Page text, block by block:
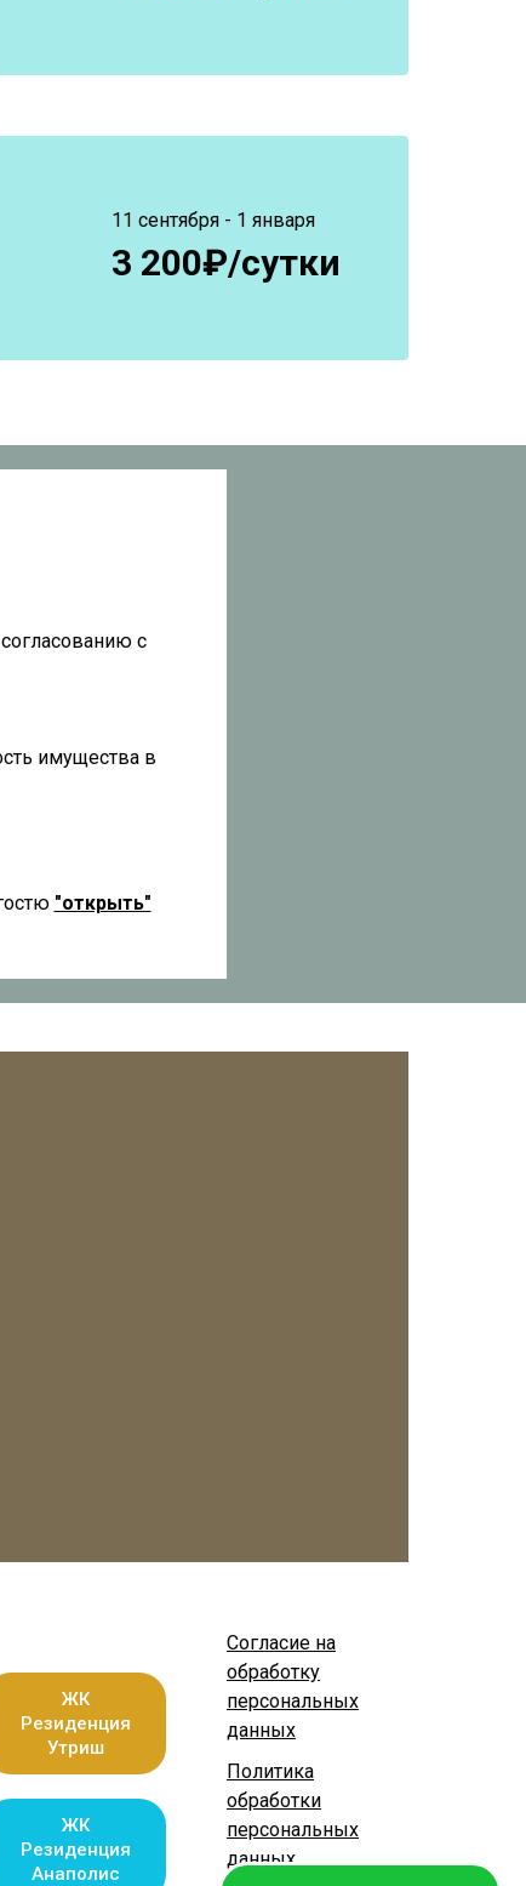
11 сентября - 1 января
3 200₽/сутки
с
имущества в
"открыть"
ЖК
Резиденция
Утриш
ЖК
Резиденция
Анаполис
Согласие на
обработку
персональных
данных
Политика
обработки
персональных
данных